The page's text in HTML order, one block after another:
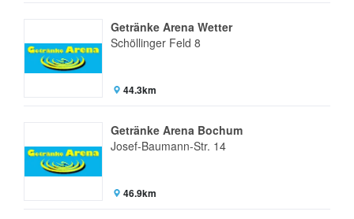
Getränke Arena Wetter
Schöllinger Feld 8
44.3km
Getränke Arena Bochum
Josef-Baumann-Str. 14
46.9km